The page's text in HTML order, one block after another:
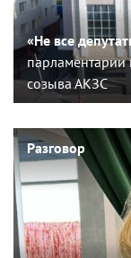
«Не все
парламентарии
созыва АКЗС
Разговор